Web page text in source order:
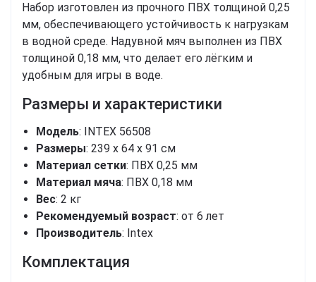
Набор изготовлен из прочного ПВХ толщиной 0,25
мм, обеспечивающего устойчивость к нагрузкам
в водной среде. Надувной мяч выполнен из ПВХ
толщиной 0,18 мм, что делает его лёгким и
удобным для игры в воде.
Размеры и характеристики
Модель: INTEX 56508
Размеры: 239 x 64 x 91 см
Материал сетки: ПВХ 0,25 мм
Материал мяча: ПВХ 0,18 мм
Вес: 2 кг
Рекомендуемый возраст: от 6 лет
Производитель: Intex
Комплектация